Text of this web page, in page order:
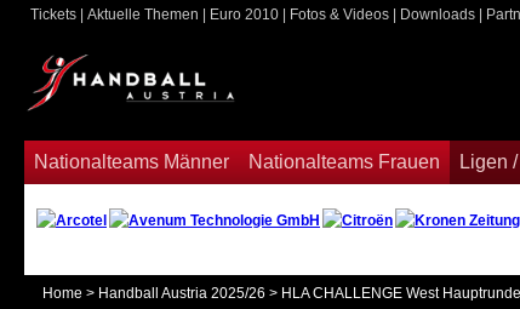
Nationalteams Männer Nationalteams Frauen Ligen
Tickets Aktuelle Themen Euro 2010 Fotos & Videos Downloads
Home > Handball Austria 2025/26 > HLA CHALLENGE West Hauptrunde